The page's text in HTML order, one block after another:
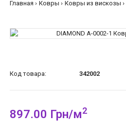
Главная Ковры Ковры из вискозы
Код товара: 342002
897.00 Грн/м2